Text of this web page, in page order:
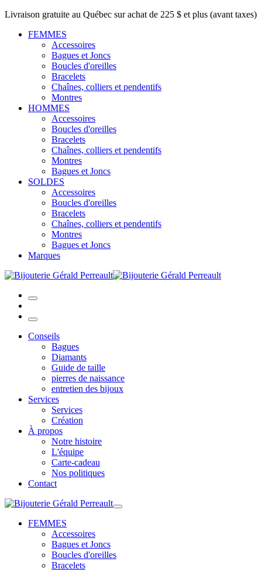
Livraison gratuite au Québec sur achat de 225 $ et plus (avant taxes)
FEMMES
Accessoires
Bagues et Joncs
Boucles d'oreilles
Bracelets
Chaînes, colliers et pendentifs
Montres
HOMMES
Accessoires
Boucles d'oreilles
Bracelets
Chaînes, colliers et pendentifs
Montres
Bagues et Joncs
SOLDES
Accessoires
Boucles d'oreilles
Bracelets
Chaînes, colliers et pendentifs
Montres
Bagues et Joncs
Marques
Conseils
Bagues
Diamants
Guide de taille
pierres de naissance
entretien des bijoux
Services
Services
Création
À propos
Notre histoire
L'équipe
Carte-cadeau
Nos politiques
Contact
FEMMES
Accessoires
Bagues et Joncs
Boucles d'oreilles
Bracelets